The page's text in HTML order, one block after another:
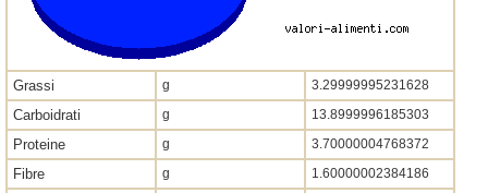
Grassi g 3.29999995231628
Carboidrati g 13.8999996185303
Proteine g 3.70000004768372
Fibre g 1.60000002384186